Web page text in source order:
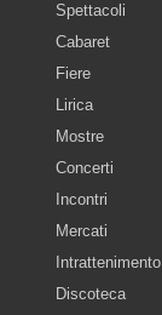
Spettacoli
Cabaret
Fiere
Lirica
Mostre
Concerti
Incontri
Mercati
Intrattenimento
Discoteca